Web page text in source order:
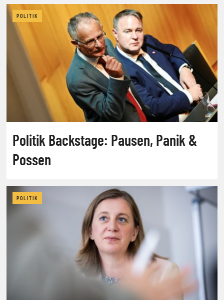
POLITIK
Politik Backstage: Pausen, Panik &
Possen
POLITIK